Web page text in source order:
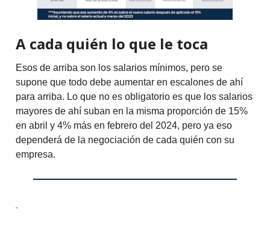
A cada quién lo que le toca
Esos de arriba son los salarios mínimos, pero se
supone que todo debe aumentar en escalones de ahí
para arriba. Lo que no es obligatorio es que los salarios
mayores de ahí suban en la misma proporción de 15%
en abril y 4% más en febrero del 2024, pero ya eso
dependerá de la negociación de cada quién con su
empresa.